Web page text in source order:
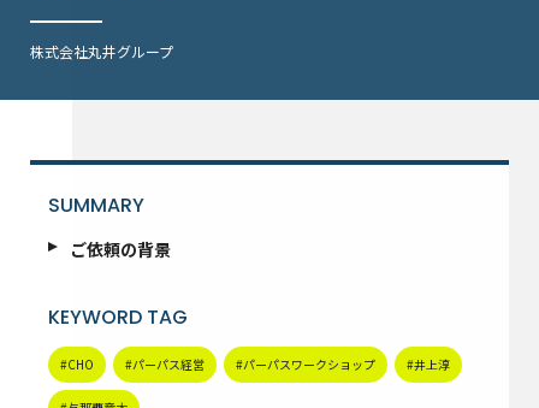
株式会社丸井グループ
SUMMARY
ご依頼の背景
KEYWORD TAG
#CHO #パーパス経営 #パーパスワークショップ #井上淳